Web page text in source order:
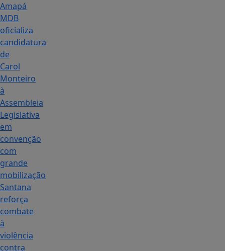
Amapá
MDB
oficializa
candidatura
de
Carol
Monteiro
à
Assembleia
Legislativa
em
convenção
com
grande
mobilização
Santana
reforça
combate
à
violência
contra